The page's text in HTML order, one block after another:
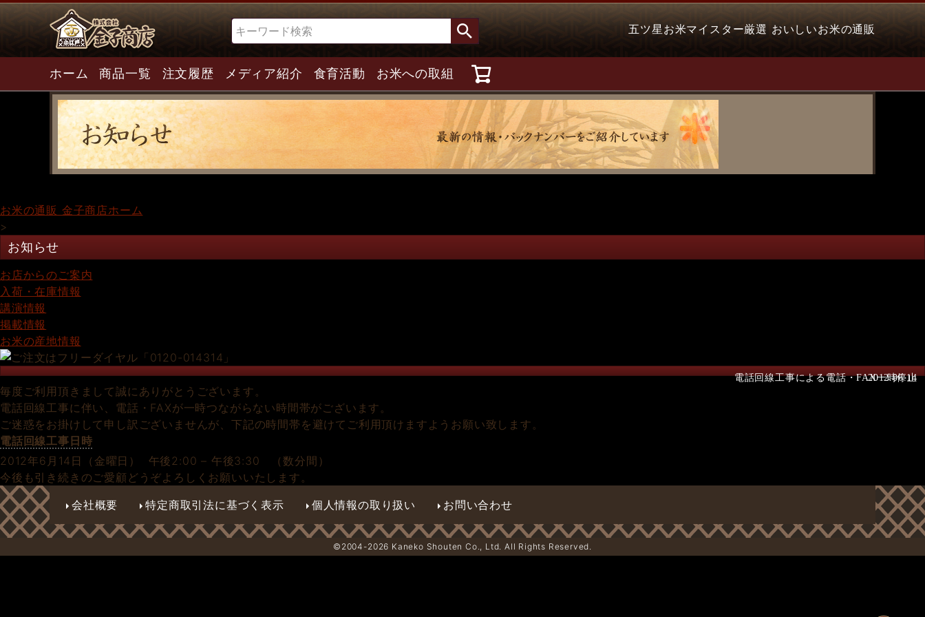
検索 五ツ星お米マイスター厳選 おいしいお米の通販
ホーム 商品一覧 注文履歴 メディア紹介 食育活動 お米への取組
お米の通販 金子商店ホーム
>
お知らせ
お店からのご案内
入荷・在庫情報
講演情報
掲載情報
お米の産地情報
電話回線工事による電話・FAX一時停止
2012.06.14
毎度ご利用頂きまして誠にありがとうございます。
電話回線工事に伴い、電話・FAXが一時つながらない時間帯がございます。
ご迷惑をお掛けして申し訳ございませんが、下記の時間帯を避けてご利用頂けますようお願い致します。
電話回線工事日時
2012年6月14日（金曜日） 午後2:00 – 午後3:30 （数分間）
今後も引き続きのご愛顧どうぞよろしくお願いいたします。
会社概要
特定商取引法に基づく表示 個人情報の取り扱い お問い合わせ
©2004-2026 Kaneko Shouten Co., Ltd. All Rights Reserved.